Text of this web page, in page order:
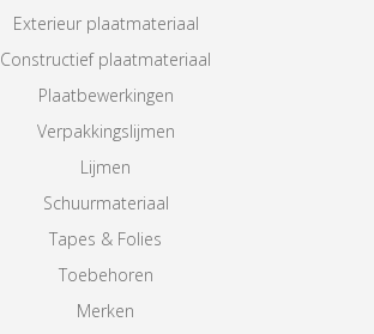
Exterieur plaatmateriaal
Constructief plaatmateriaal
Plaatbewerkingen
Verpakkingslijmen
Lijmen
Schuurmateriaal
Tapes & Folies
Toebehoren
Merken